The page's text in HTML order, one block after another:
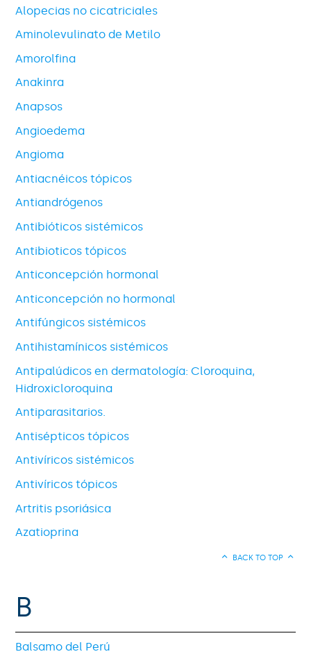
Alopecias no cicatriciales
Aminolevulinato de Metilo
Amorolfina
Anakinra
Anapsos
Angioedema
Angioma
Antiacnéicos tópicos
Antiandrógenos
Antibióticos sistémicos
Antibioticos tópicos
Anticoncepción hormonal
Anticoncepción no hormonal
Antifúngicos sistémicos
Antihistamínicos sistémicos
Antipalúdicos en dermatología: Cloroquina,
Hidroxicloroquina
Antiparasitarios.
Antisépticos tópicos
Antivíricos sistémicos
Antivíricos tópicos
Artritis psoriásica
Azatioprina
BACK TO TOP
B
Balsamo del Perú